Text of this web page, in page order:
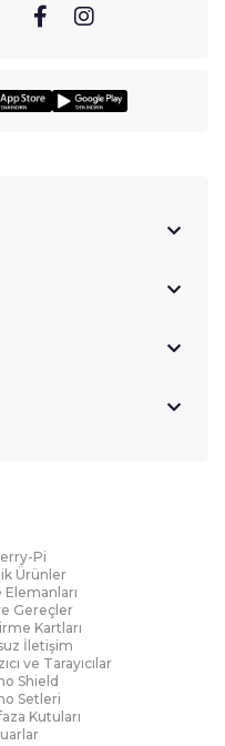
Pi
Ürünler
Elemanları
Gereçler
Kartları
İletişim
ve Tarayıcılar
Shield
Setleri
Kutuları